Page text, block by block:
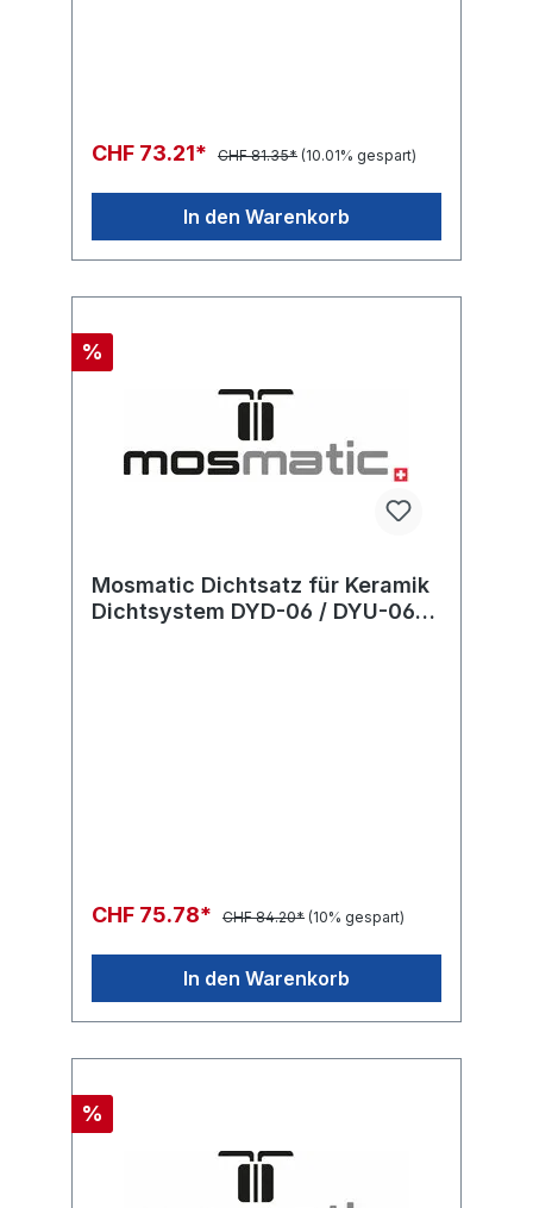
CHF 73.21* CHF 81.35* (10.01% gespart)
In den Warenkorb
%
Mosmatic Dichtsatz für Keramik
Dichtsystem DYD-06 / DYU-06
CHF 75.78* CHF 84.20* (10% gespart)
In den Warenkorb
%